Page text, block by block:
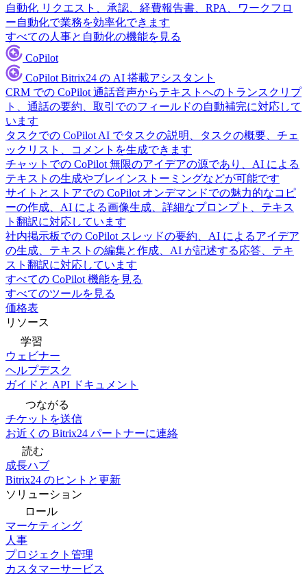
自動化 リクエスト、承認、経費報告書、RPA、ワークフロ
ー自動化で業務を効率化できます
すべての人事と自動化の機能を見る
CoPilot
CoPilot Bitrix24 の AI 搭載アシスタント
CRM での CoPilot 通話音声からテキストへのトランスクリプ
ト、通話の要約、取引でのフィールドの自動補完に対応して
います
タスクでの CoPilot AI でタスクの説明、タスクの概要、チェ
ックリスト、コメントを生成できます
チャットでの CoPilot 無限のアイデアの源であり、AI による
テキストの生成やブレインストーミングなどが可能です
サイトとストアでの CoPilot オンデマンドでの魅力的なコピ
ーの作成、AI による画像生成、詳細なプロンプト、テキス
ト翻訳に対応しています
社内掲示板での CoPilot スレッドの要約、AI によるアイデア
の生成、テキストの編集と作成、AI が記述する応答、テキ
スト翻訳に対応しています
すべての CoPilot 機能を見る
すべてのツールを見る
価格表
リソース
学習
ウェビナー
ヘルプデスク
ガイドと API ドキュメント
つながる
チケットを送信
お近くの Bitrix24 パートナーに連絡
読む
成長ハブ
Bitrix24 のヒントと更新
ソリューション
ロール
マーケティング
人事
プロジェクト管理
カスタマーサービス